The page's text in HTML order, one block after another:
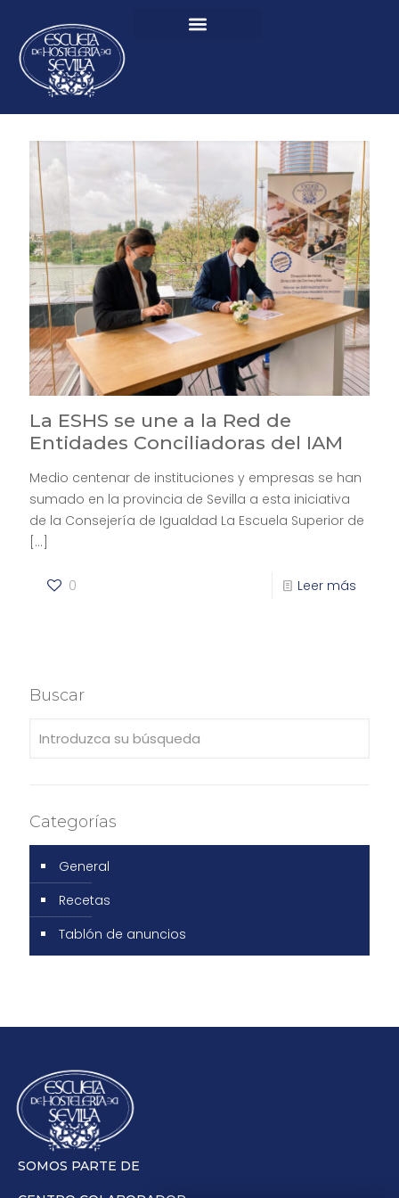
La ESHS se une a la Red de
Entidades Conciliadoras del IAM
Medio centenar de instituciones y empresas se han
sumado en la provincia de Sevilla a esta iniciativa
de la Consejería de Igualdad La Escuela Superior de
[…]
0 Leer más
Buscar
Categorías
General
Recetas
Tablón de anuncios
SOMOS PARTE DE